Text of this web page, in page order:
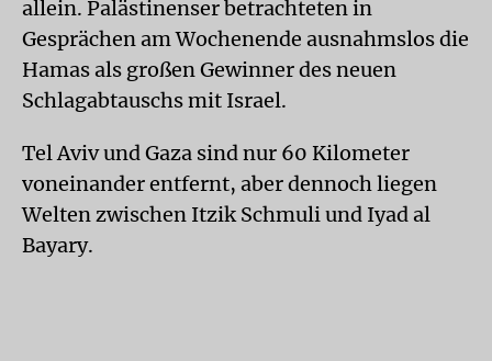
allein. Palästinenser betrachteten in
Gesprächen am Wochenende ausnahmslos die
Hamas als großen Gewinner des neuen
Schlagabtauschs mit Israel.
Tel Aviv und Gaza sind nur 60 Kilometer
voneinander entfernt, aber dennoch liegen
Welten zwischen Itzik Schmuli und Iyad al
Bayary.